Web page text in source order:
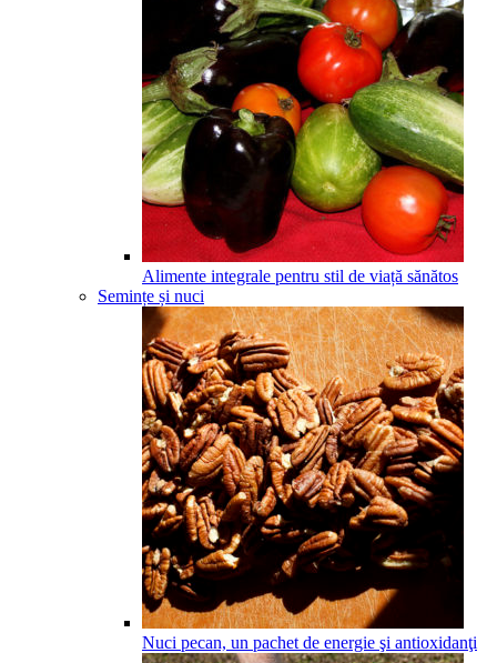
Alimente integrale pentru stil de viață sănătos
Semințe și nuci
Nuci pecan, un pachet de energie şi antioxidanţi